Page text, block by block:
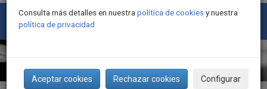
Consulta más detalles en nuestra política de cookiesy nuestra
política de privacidad
Aceptar cookies Rechazar cookies Configurar